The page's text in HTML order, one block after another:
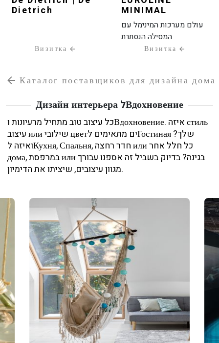
Dietrich
Визитка
MINIMAL
עולם מערכות המינימל עם
המסילה הנסתרת
Визитка
Каталог поставщиков для дизайна дома
Дизайн интерьера לВдохновение
כל עיצוב טוב מתחיל מרעיונות וВдохновение. איזה стиль
עיצוב или שילובי цветים מתאימים לГостиная שלך?
ואיזה לКухня, Спальня, חדר רחצה или כל חלל אחר
дома, במרפסת или בגינה? בדיוק בשביל זה אספנו עבורך
מגוון עיצובים, שיציתו את הדימיון.